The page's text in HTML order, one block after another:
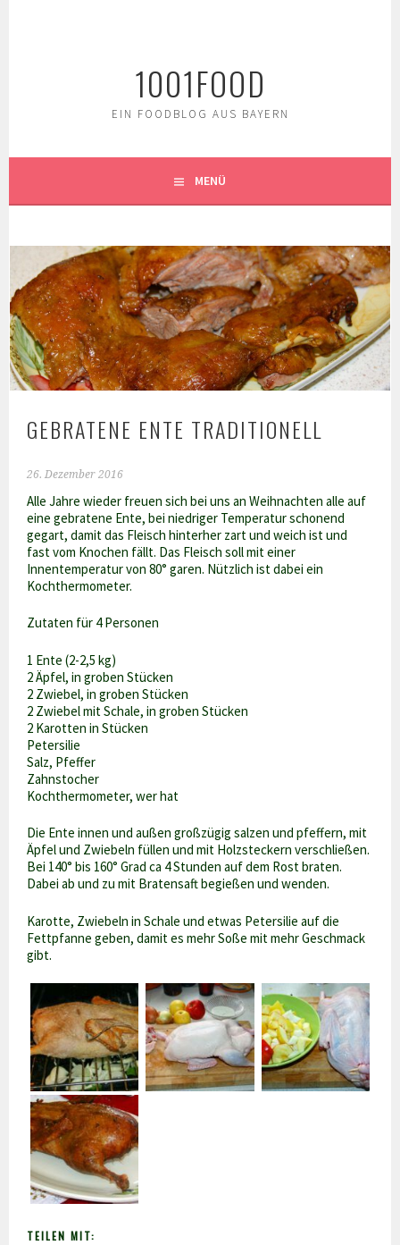
1001FOOD
EIN FOODBLOG AUS BAYERN
MENÜ
GEBRATENE ENTE TRADITIONELL
26. Dezember 2016
Alle Jahre wieder freuen sich bei uns an Weihnachten alle auf
eine gebratene Ente, bei niedriger Temperatur schonend
gegart, damit das Fleisch hinterher zart und weich ist und
fast vom Knochen fällt. Das Fleisch soll mit einer
Innentemperatur von 80° garen. Nützlich ist dabei ein
Kochthermometer.
Zutaten für 4 Personen
1 Ente (2-2,5 kg)
2 Äpfel, in groben Stücken
2 Zwiebel, in groben Stücken
2 Zwiebel mit Schale, in groben Stücken
2 Karotten in Stücken
Petersilie
Salz, Pfeffer
Zahnstocher
Kochthermometer, wer hat
Die Ente innen und außen großzügig salzen und pfeffern, mit
Äpfel und Zwiebeln füllen und mit Holzsteckern verschließen.
Bei 140° bis 160° Grad ca 4 Stunden auf dem Rost braten.
Dabei ab und zu mit Bratensaft begießen und wenden.
Karotte, Zwiebeln in Schale und etwas Petersilie auf die
Fettpfanne geben, damit es mehr Soße mit mehr Geschmack
gibt.
TEILEN MIT: